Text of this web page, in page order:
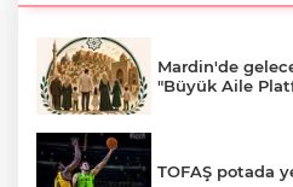
Mardin'de
"Büyük Aile
TOFAŞ potada